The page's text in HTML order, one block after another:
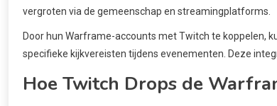
vergroten via de gemeenschap en streamingplatforms.
Door hun Warframe-accounts met Twitch te koppelen,
specifieke kijkvereisten tijdens evenementen. Deze
Hoe Twitch Drops de